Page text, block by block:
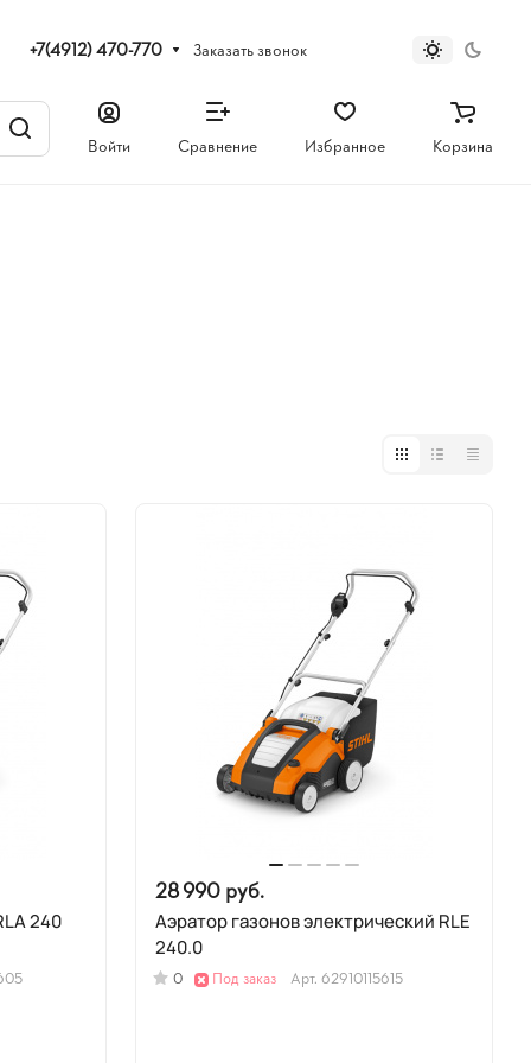
+7(4912) 470-770 Заказать звонок
Войти Сравнение Избранное Корзина
240
28 990 руб.
Аэратор газонов электрический RLE
240.0
0 Под заказ Арт. 62910115615